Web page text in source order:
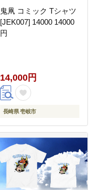
鬼凧 コミック Tシャツ
[JEK007] 14000 14000
円
14,000円
長崎県 壱岐市